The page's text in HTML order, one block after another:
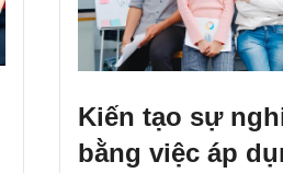
Kiến tạo sự
bằng việc áp